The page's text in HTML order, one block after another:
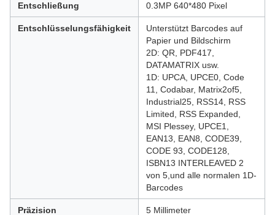
Entschließung 0.3MP 640*480 Pixel
Entschlüsselungsfähigkeit
Unterstützt Barcodes auf
Papier und Bildschirm
2D: QR, PDF417,
DATAMATRIX usw.
1D: UPCA, UPCE0, Code
11, Codabar, Matrix2of5,
Industrial25, RSS14, RSS
Limited, RSS Expanded,
MSI Plessey, UPCE1,
EAN13, EAN8, CODE39,
CODE 93, CODE128,
ISBN13 INTERLEAVED 2
von 5,und alle normalen 1D-
Barcodes
Präzision 5 Millimeter